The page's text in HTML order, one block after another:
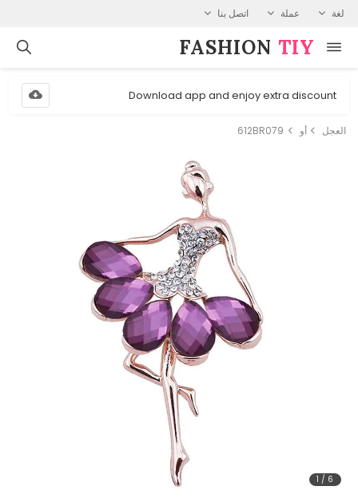
لغة عملة اتصل بنا
FASHION⁠ TIY
Download app and enjoy extra discount
العجل أو 612BR079
1 / 6